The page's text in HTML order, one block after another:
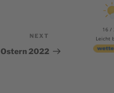
Post
NEXT
Ostern 2022
16 /
Leicht